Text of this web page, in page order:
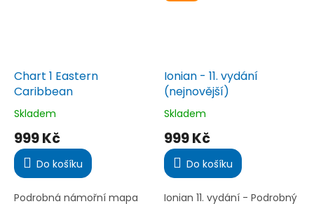
Chart 1 Eastern
Caribbean
Průměrné
hodnocení
produktu
je
5,0
5
Skladem
999 Kč
Do košíku
Podrobná námořní mapa
Ionian - 11. vydání
(nejnovější)
Průměrné
hodnocení
produktu
je
5,0
5
Skladem
999 Kč
Do košíku
Ionian 11. vydání - Podrobný